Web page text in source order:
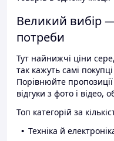
Великий вибір
потреби
Тут найнижчі ціни
так кажуть самі
Порівнюйте
відгуки з фото і
Топ категорій за
Техніка й